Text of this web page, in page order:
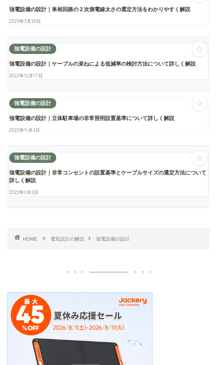
強電設備の設計｜単相回路の２次側電線太さの選定方法をわかりやすく解説
2023年3月26日
強電設備の設計
強電設備の設計｜ケーブルの束ねによる低減率の検討方法について詳しく解説
2022年12月17日
☆
強電設備の設計
強電設備の設計｜立体駐車場の非常照明設置基準について詳しく解説
2022年11月2日
☆
強電設備の設計
強電設備の設計｜非常コンセントの設置基準とケーブルサイズの選定方法について
詳しく解説
2022年9月2日
☆
HOME 電気設計の解説 強電設備の設計